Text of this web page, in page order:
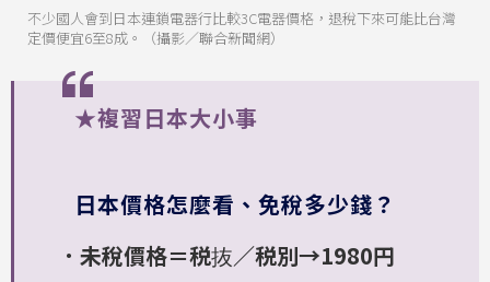
不少國人會到日本連鎖電器行比較3C電器價格，退稅下來可能比台灣
定價便宜6至8成。（攝影／聯合新聞網）
★複習日本大小事
日本價格怎麼看、免稅多少錢？
．未稅價格＝税抜／税別→1980円